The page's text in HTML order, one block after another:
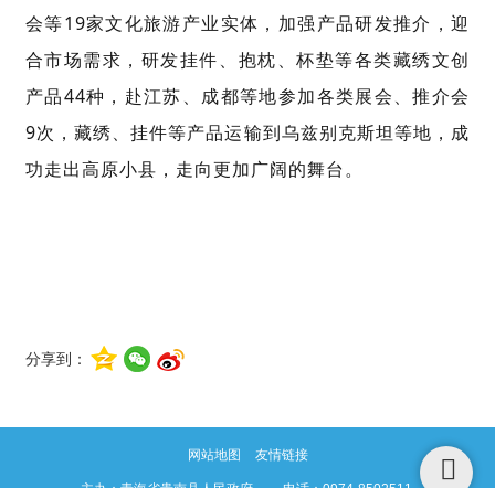
会等19家文化旅游产业实体， 加强产品研发推介，迎
合市场需求，研发挂件、抱枕、杯垫等各类藏绣文创
产品44种，赴江苏、成都等地参加各类展会、推介会
9次，藏绣、挂件等产品运输到乌兹别克斯坦等地，成
功走出高原小县，走向更加广阔的舞台。
分享到：
网站地图 友情链接